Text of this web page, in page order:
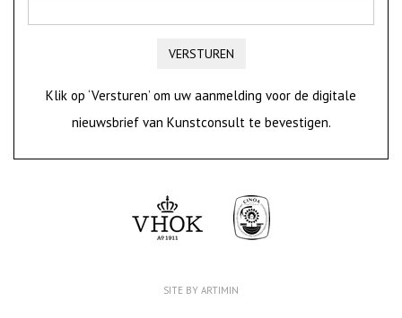
VERSTUREN
Klik op ‘Versturen’ om uw aanmelding voor de digitale
nieuwsbrief van Kunstconsult te bevestigen.
SITE BY ARTIMIN